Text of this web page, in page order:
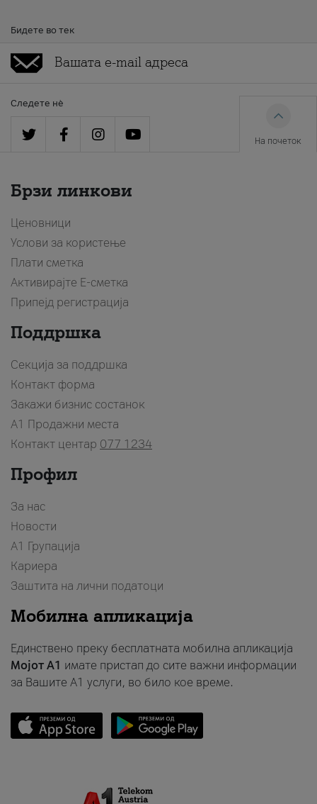
Бидете во тек
Следете нè
На почеток
Брзи линкови
Ценовници
Услови за користење
Плати сметка
Активирајте Е-сметка
Припејд регистрација
Поддршка
Секција за поддршка
Контакт форма
Закажи бизнис состанок
A1 Продажни места
Контакт центар 077 1234
Профил
За нас
Новости
А1 Групација
Кариера
Заштита на лични податоци
Мобилна апликација
Единствено преку бесплатната мобилна апликација
Мојот A1 имате пристап до сите важни информации
за Вашите A1 услуги, во било кое време.